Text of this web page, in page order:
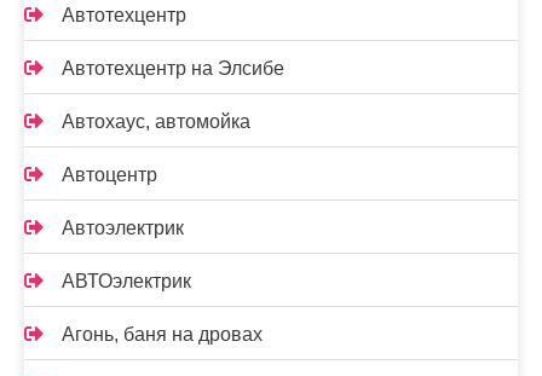
Автотехцентр
Автотехцентр на Элсибе
Автохаус, автомойка
Автоцентр
Автоэлектрик
АВТОэлектрик
Агонь, баня на дровах